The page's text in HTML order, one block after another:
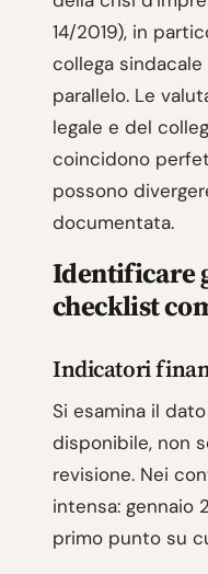
14/2019), in
collega
parallelo. Le
legale e del
coincidono
possono
documentata.
Identificare
checklist
Indicatori
Si esamina il
disponibile, non
revisione. Nei
intensa: gennaio
primo punto su